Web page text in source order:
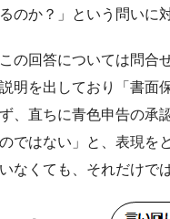
るのか？」という問いに
この回答については問合
説明を出しており「書面
ず、直ちに青色申告の承
のではない」と、表現を
いなくても、それだけで